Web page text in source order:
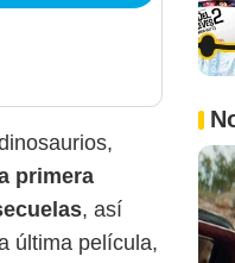
primera
, así
última película,